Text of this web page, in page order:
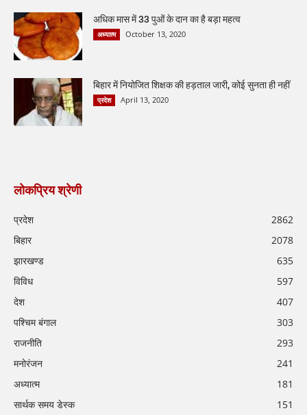
अधिक मास में 33 पुओं के दान का है बड़ा महत्व
अध्यात्म October 13, 2020
बिहार में नियोजित शिक्षक की हड़ताल जारी, कोई सुनता ही नहीं
प्रदेश April 13, 2020
लोकप्रिय श्रेणी
प्रदेश
2862
बिहार
2078
झारखण्ड
635
विविध
597
देश
407
पश्चिम बंगाल
303
राजनीति
293
मनोरंजन
241
अध्यात्म
181
सार्थक समय डेस्क
151